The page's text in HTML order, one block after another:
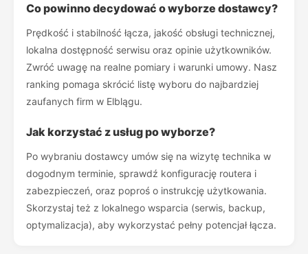
Co powinno decydować o wyborze dostawcy?
Prędkość i stabilność łącza, jakość obsługi technicznej,
lokalna dostępność serwisu oraz opinie użytkowników.
Zwróć uwagę na realne pomiary i warunki umowy. Nasz
ranking pomaga skrócić listę wyboru do najbardziej
zaufanych firm w Elblągu.
Jak korzystać z usług po wyborze?
Po wybraniu dostawcy umów się na wizytę technika w
dogodnym terminie, sprawdź konfigurację routera i
zabezpieczeń, oraz poproś o instrukcję użytkowania.
Skorzystaj też z lokalnego wsparcia (serwis, backup,
optymalizacja), aby wykorzystać pełny potencjał łącza.